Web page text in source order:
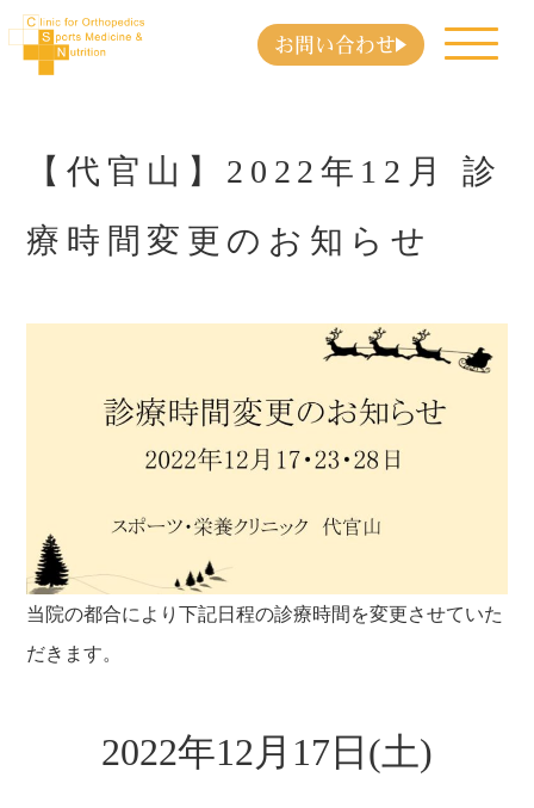
お問い合わせ
【代官山】2022年12月 診
療時間変更のお知らせ
当院の都合により下記日程の診療時間を変更させていた
だきます。
2022年12月17日(土)